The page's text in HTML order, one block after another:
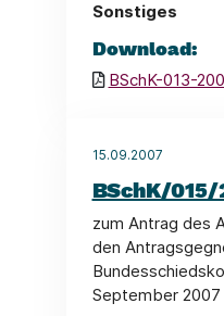
Sonstiges
Download:
BSchK-013-
15.09.2007
BSchK/
zum Antrag des
den
September